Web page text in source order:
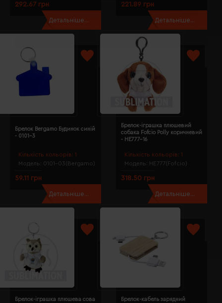
292.67 грн
Детальніше...
221.89 грн
Детальніше...
Кількість кольорів: 1
Модель: 0101-03(Bergamo)
Брелок Bergamo Будинок синій
- 0101-3
59.11 грн
Детальніше...
Кількість кольорів: 1
Модель: HE777(Fofcio)
Брелок-іграшка плюшевий
собака Fofcio Polly коричневий
- HE777-16
318.50 грн
Детальніше...
Брелок-іграшка плюшева сова
Брелок-кабель зарядний